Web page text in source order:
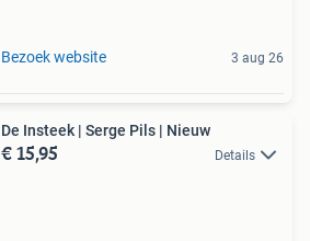
Bezoek website 3 aug 26
De Insteek | Serge Pils | Nieuw
€ 15,95 Details